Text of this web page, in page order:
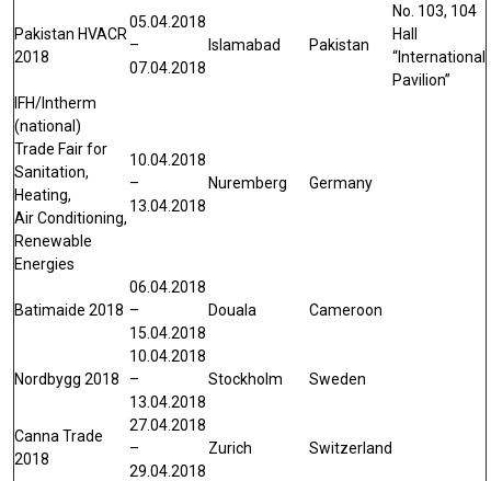
Pakistan HVACR
2018
05.04.2018
–
07.04.2018
Islamabad Pakistan
No. 103, 104
Hall
“International
Pavilion”
IFH/Intherm
(national)
Trade Fair for
Sanitation,
Heating,
Air Conditioning,
Renewable
Energies
10.04.2018
–
13.04.2018
Nuremberg Germany
Batimaide 2018
06.04.2018
–
15.04.2018
Douala Cameroon
Nordbygg 2018
10.04.2018
–
13.04.2018
Stockholm Sweden
Canna Trade
2018
27.04.2018
–
29.04.2018
Zurich Switzerland